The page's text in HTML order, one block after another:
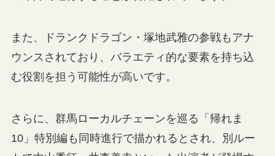
また、ドランクドラゴン・塚地武雅の参戦もアナ
ウンスされており、バラエティ的な要素を持ち込
む役割を担う可能性が高いです。
さらに、群馬ローカルチェーンを巡る「帰れま
10」特別編も同時進行で描かれるとされ、別ルー